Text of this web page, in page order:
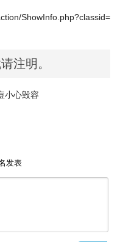
ShowInfo.php?classid=
注明。
小心毁容
发表